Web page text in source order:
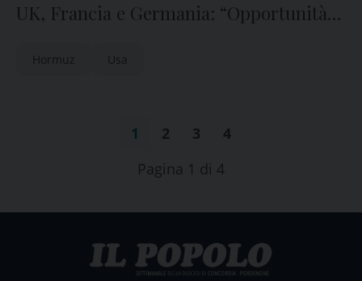
UK, Francia e Germania: “Opportunità
Hormuz Usa
1 2 3
4
Pagina 1 di 4